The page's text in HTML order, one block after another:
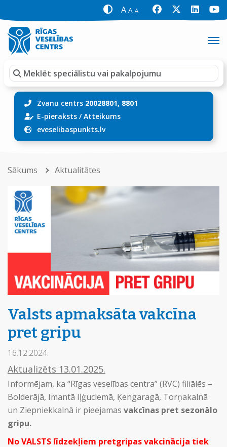
A A A
Zvanu centrs 20028801, 8801
E-pieraksts/Atteikums
eveselibaspunkts.lv
Sākums Aktualitātes
Valsts apmaksāta vakcīna
pret gripu
16.12.2024.
Aktualizēts 13.01.2025.
Informējam, ka “Rīgas veselības centra” (RVC) filiālēs –
Bolderājā, Imantā Iļģuciemā, Ķengaragā, Torņakalnā
un Ziepniekkalnā ir pieejamas vakcīnas pret sezonālo
gripu.
No VALSTS līdzekļiem pretgripas vakcinācija tiek